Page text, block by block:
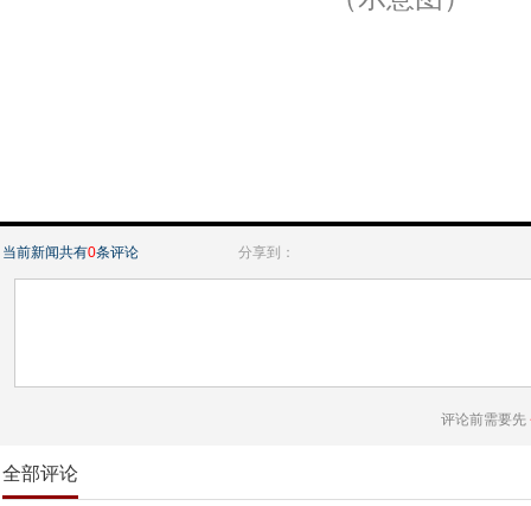
当前新闻共有0条评论 分享到：
评论前需要先
全部评论